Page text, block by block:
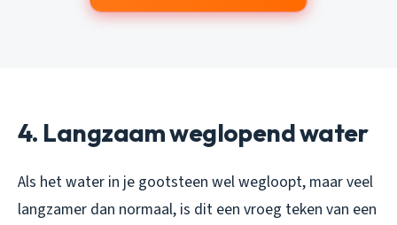
4. Langzaam weglopend water
Als het water in je gootsteen wel wegloopt, maar veel
langzamer dan normaal, is dit een vroeg teken van een